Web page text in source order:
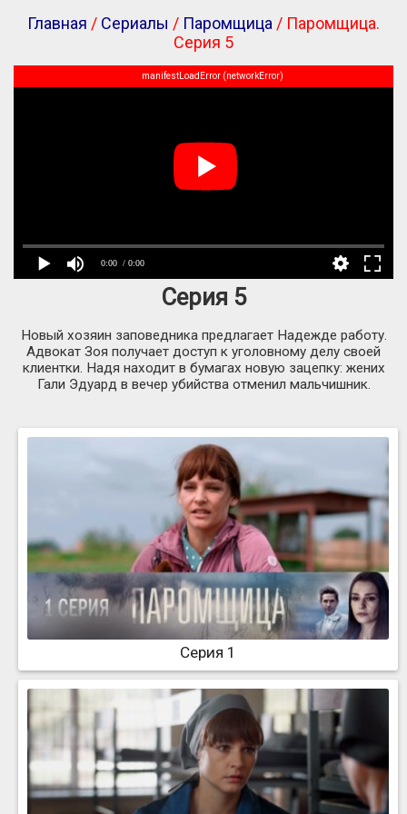
Главная / Сериалы / Паромщица / Паромщица.
Серия 5
0:00 / 0:00
manifestLoadError (networkError)
Серия 5
Новый хозяин заповедника предлагает Надежде работу.
Адвокат Зоя получает доступ к уголовному делу своей
клиентки. Надя находит в бумагах новую зацепку: жених
Гали Эдуард в вечер убийства отменил мальчишник.
Серия 1